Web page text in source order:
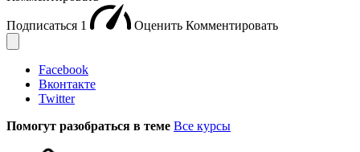
Подписаться 1 Оценить Комментировать
Facebook
Вконтакте
Twitter
Помогут разобраться в теме Все курсы